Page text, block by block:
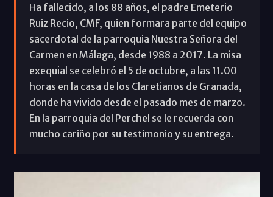
Ha fallecido, a los 88 años, el padre Emeterio
Ruiz Recio, CMF, quien formara parte del equipo
sacerdotal de la parroquia Nuestra Señora del
Carmen en Málaga, desde 1988 a 2017. La misa
exequial se celebró el 5 de octubre, a las 11.00
horas en la casa de los Claretianos de Granada,
donde ha vivido desde el pasado mes de marzo.
En la parroquia del Perchel se le recuerda con
mucho cariño por su testimonio y su entrega.